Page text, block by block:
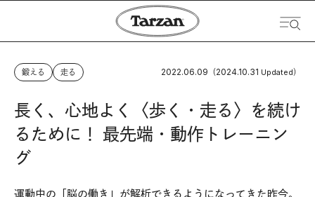
鍛える 走る 2022.06.09 （2024.10.31 Updated）
長く、心地よく〈歩く・走る〉を続け
るために！ 最先端・動作トレーニン
グ
運動中の「脳の働き」が解析できるようになってきた昨今。